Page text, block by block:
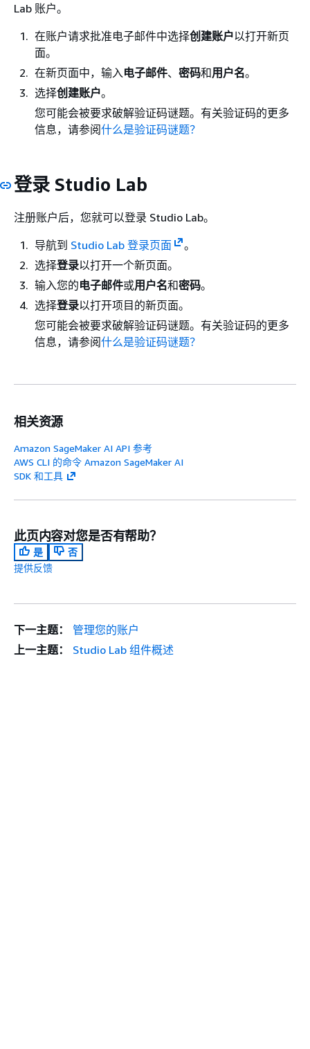
Lab 账户。
在账户请求批准电子邮件中选择创建账户以打开新页
面。
在新页面中，输入电子邮件、 密码和用户名。
选择创建账户。
您可能会被要求破解验证码谜题。有关验证码的更多
信息，请参阅什么是验证码谜题？
登录 Studio Lab
注册账户后，您就可以登录 Studio Lab。
导航到 Studio Lab 登录页面
。
选择登录以打开一个新页面。
输入您的电子邮件或用户名和密码。
选择登录以打开项目的新页面。
您可能会被要求破解验证码谜题。有关验证码的更多
信息，请参阅什么是验证码谜题？
相关资源
Amazon SageMaker AI API 参考
AWS CLI 的命令 Amazon SageMaker AI
SDK 和工具
此页内容对您是否有帮助？
是
否
提供反馈
下一主题：
管理您的账户
上一主题：
Studio Lab 组件概述